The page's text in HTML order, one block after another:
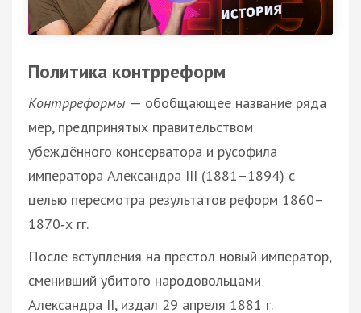
Политика контрреформ
Контрреформы — обобщающее название ряда
мер, предпринятых правительством
убеждённого консерватора и русофила
императора Александра III (1881–1894) с
целью пересмотра результатов реформ 1860–
1870‑х гг.
После вступления на престол новый император,
сменивший убитого народовольцами
Александра II, издал 29 апреля 1881 г.